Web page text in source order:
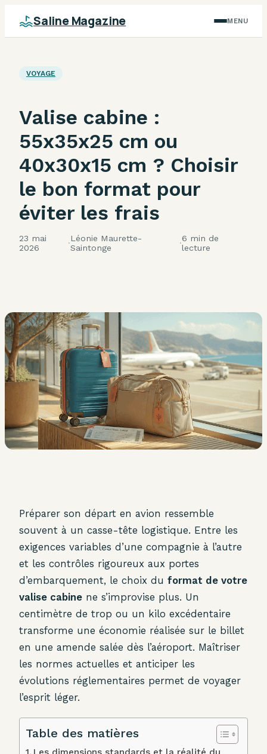
Saline Magazine MENU
VOYAGE
Valise cabine :
55x35x25 cm ou
40x30x15 cm ? Choisir
le bon format pour
éviter les frais
23 mai
2026
·Léonie Maurette-
Saintonge
·6 min de
lecture
Préparer son départ en avion ressemble
souvent à un casse-tête logistique. Entre les
exigences variables d’une compagnie à l’autre
et les contrôles rigoureux aux portes
d’embarquement, le choix du format de votre
valise cabine ne s’improvise plus. Un
centimètre de trop ou un kilo excédentaire
transforme une économie réalisée sur le billet
en une amende salée dès l’aéroport. Maîtriser
les normes actuelles et anticiper les
évolutions réglementaires permet de voyager
l’esprit léger.
Table des matières